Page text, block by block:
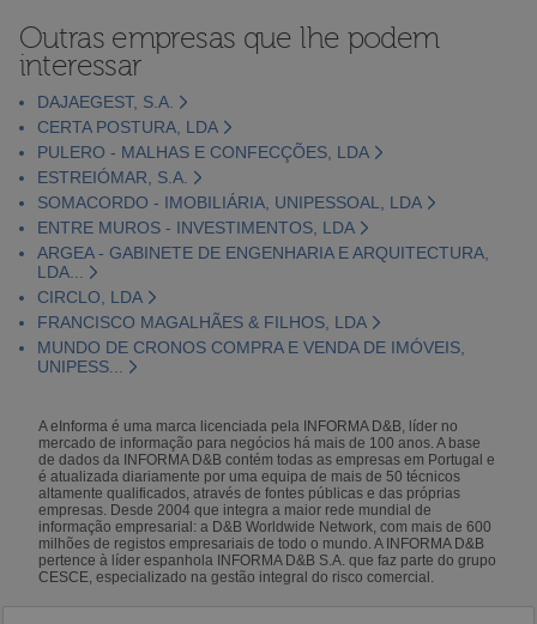
Outras empresas que lhe podem
interessar
DAJAEGEST, S.A.
CERTA POSTURA, LDA
PULERO - MALHAS E CONFECÇÕES, LDA
ESTREIÓMAR, S.A.
SOMACORDO - IMOBILIÁRIA, UNIPESSOAL, LDA
ENTRE MUROS - INVESTIMENTOS, LDA
ARGEA - GABINETE DE ENGENHARIA E ARQUITECTURA,
LDA...
CIRCLO, LDA
FRANCISCO MAGALHÃES & FILHOS, LDA
MUNDO DE CRONOS COMPRA E VENDA DE IMÓVEIS,
UNIPESS...
A eInforma é uma marca licenciada pela INFORMA D&B, líder no
mercado de informação para negócios há mais de 100 anos. A base
de dados da INFORMA D&B contém todas as empresas em Portugal e
é atualizada diariamente por uma equipa de mais de 50 técnicos
altamente qualificados, através de fontes públicas e das próprias
empresas. Desde 2004 que integra a maior rede mundial de
informação empresarial: a D&B Worldwide Network, com mais de 600
milhões de registos empresariais de todo o mundo. A INFORMA D&B
pertence à líder espanhola INFORMA D&B S.A. que faz parte do grupo
CESCE, especializado na gestão integral do risco comercial.